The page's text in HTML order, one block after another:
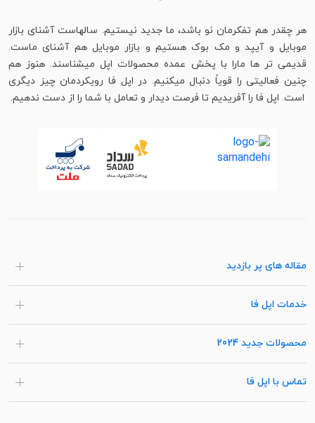
هر چقدر هم تفکرمان نو باشد، ما جدید نیستیم. سالهاست آشنای بازار
موبایل و آیپد و مک بوک هستیم و بازار موبایل هم آشنای ماست.
قدیمی تر ها مارا با پخش عمده محصولات اپل میشناسند. هنوز هم
چنین فعالیتی را قویاً دنبال میکنیم. در اپل فا رویکردمان چیز دیگری
است. اپل فا را آفریدیم تا فرصت دیدار و تعامل با شما را از دست ندهیم.
مقاله های پر بازدید
خدمات اپل فا
محصولات جدید 2024
تماس با اپل فا